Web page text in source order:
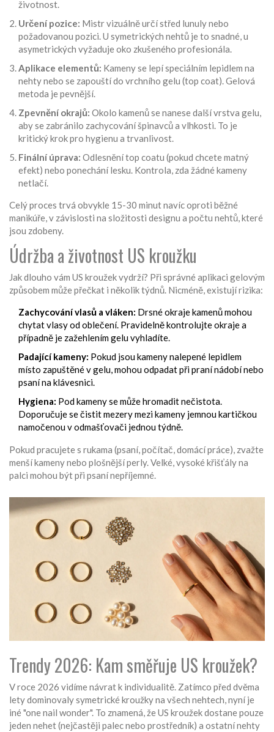
životnost.
Určení pozice: Mistr vizuálně určí střed lunuly nebo
požadovanou pozici. U symetrických nehtů je to snadné, u
asymetrických vyžaduje oko zkušeného profesionála.
Aplikace elementů: Kameny se lepí speciálním lepidlem na
nehty nebo se zapouští do vrchního gelu (top coat). Gelová
metoda je pevnější.
Zpevnění okrajů: Okolo kamenů se nanese další vrstva gelu,
aby se zabránilo zachycování špinavců a vlhkosti. To je
kritický krok pro hygienu a trvanlivost.
Finální úprava: Odlesnění top coatu (pokud chcete matný
efekt) nebo ponechání lesku. Kontrola, zda žádné kameny
netlačí.
Celý proces trvá obvykle 15-30 minut navíc oproti běžné
manikúře, v závislosti na složitosti designu a počtu nehtů, které
jsou zdobeny.
Údržba a životnost US kroužku
Jak dlouho vám US kroužek vydrží? Při správné aplikaci gelovým
způsobem může přečkat i několik týdnů. Nicméně, existují rizika:
Zachycování vlasů a vláken: Drsné okraje kamenů mohou
chytat vlasy od oblečení. Pravidelně kontrolujte okraje a
případně je zažehlením gelu vyhladíte.
Padající kameny: Pokud jsou kameny nalepené lepidlem
místo zapuštěné v gelu, mohou odpadat při praní nádobí nebo
psaní na klávesnici.
Hygiena: Pod kameny se může hromadit nečistota.
Doporučuje se čistit mezery mezi kameny jemnou kartičkou
namočenou v odmašťovači jednou týdně.
Pokud pracujete s rukama (psaní, počítač, domácí práce), zvažte
menší kameny nebo plošnější perly. Velké, vysoké křišťály na
palci mohou být při psaní nepříjemné.
Trendy 2026: Kam směřuje US kroužek?
V roce 2026 vidíme návrat k individualitě. Zatímco před dvěma
lety dominovaly symetrické kroužky na všech nehtech, nyní je
iné "one nail wonder". To znamená, že US kroužek dostane pouze
jeden nehet (nejčastěji palec nebo prostředník) a ostatní nehty